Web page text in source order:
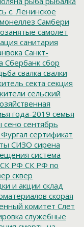
с. Ленинское
Самбери
самолет
санитария
Санкт-
Сбербанк сбор
свалка свалки
секта секция
сельский
года-2019 семья
сено сентябрь
сертификат
СИЗО сирена
система
СК РФ СК РФ по
сквер
и акции склад
скорая
комитет Слет
служебные